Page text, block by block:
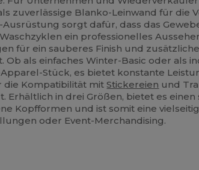
zuverlässige Blanko-Leinwand für die
sorgt dafür, dass das
ein professionelles
für ein sauberes Finish und
Ob als einfaches Winter-Basic oder als
Stück, es bietet konstante
die Kompatibilität mitStickereien und
Erhältlich in drei Größen, bietet es einen
Kopfformen und ist somit eine
oder Event-Merchandising.